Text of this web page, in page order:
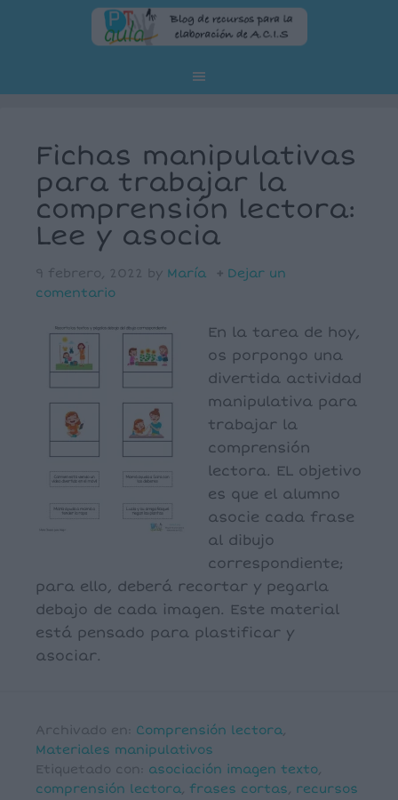
Fichas manipulativas
para trabajar la
comprensión lectora:
Lee y asocia
9 febrero, 2022 by María
Dejar un
comentario
En la tarea de hoy,
os porpongo una
divertida actividad
manipulativa para
trabajar la
comprensión
lectora. EL objetivo
es que el alumno
asocie cada frase
al dibujo
correspondiente;
para ello, deberá recortar y pegarla
debajo de cada imagen. Este material
está pensado para plastificar y
asociar.
Archivado en: Comprensión lectora,
Materiales manipulativos
Etiquetado con: asociación imagen texto,
comprensión lectora, frases cortas, recursos